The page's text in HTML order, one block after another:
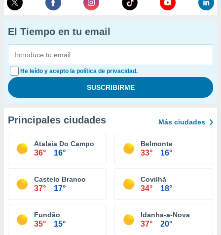
El Tiempo en tu email
He leído y acepto la política de privacidad.
Principales ciudades Más ciudades
Atalaia Do Campo
36° 16°
Belmonte
33° 16°
Castelo Branco
37° 17°
Covilhã
34° 18°
Fundão
35° 15°
Idanha-a-Nova
37° 20°